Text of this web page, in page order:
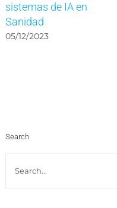
sistemas de IA en
Sanidad
05/12/2023
Search